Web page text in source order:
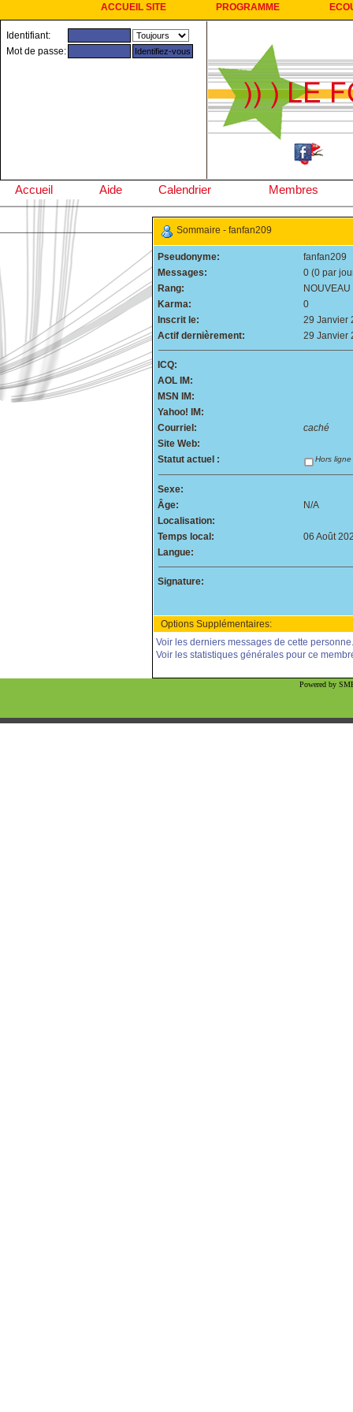
ACCUEIL SITE PROGRAMME
Identifiant:
Mot de passe:
Accueil Aide Calendrier Membres
Sommaire - fanfan209
Pseudonyme:
fanfan209
Messages:
0 (0 par
Rang:
NOUVEAU
Karma:
0
Inscrit le:
29 Janvier
Actif dernièrement:
29 Janvier
ICQ:
AOL IM:
MSN IM:
Yahoo! IM:
Courriel:
caché
Site Web:
Statut actuel :
Hors ligne
Sexe:
Âge:
N/A
Localisation:
Temps local:
06 Août
Langue:
Signature:
Options Supplémentaires:
Voir les derniers messages de cette
Voir les statistiques générales pour ce
Powered by